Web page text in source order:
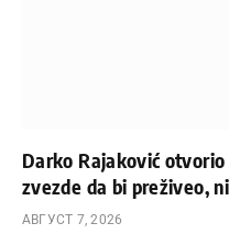
Darko Rajaković
zvezde da bi preživeo,
АВГУСТ 7, 2026